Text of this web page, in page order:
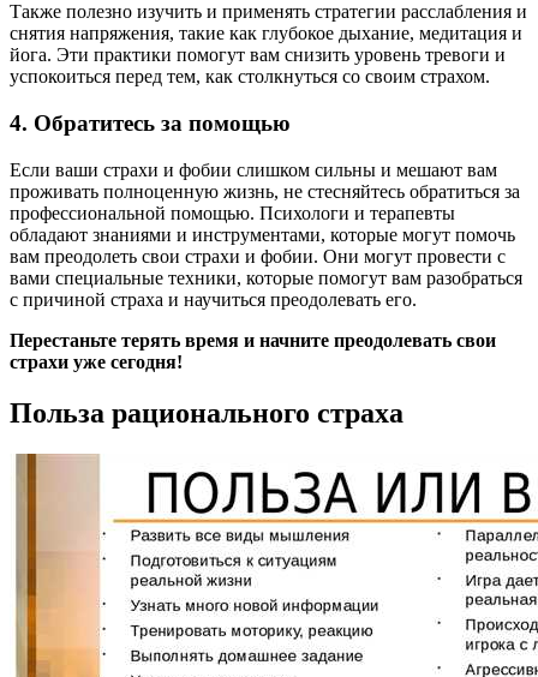
Также полезно изучить и применять стратегии расслабления и
снятия напряжения, такие как глубокое дыхание, медитация и
йога. Эти практики помогут вам снизить уровень тревоги и
успокоиться перед тем, как столкнуться со своим страхом.
4. Обратитесь за помощью
Если ваши страхи и фобии слишком сильны и мешают вам
проживать полноценную жизнь, не стесняйтесь обратиться за
профессиональной помощью. Психологи и терапевты
обладают знаниями и инструментами, которые могут помочь
вам преодолеть свои страхи и фобии. Они могут провести с
вами специальные техники, которые помогут вам разобраться
с причиной страха и научиться преодолевать его.
Перестаньте терять время и начните преодолевать свои
страхи уже сегодня!
Польза рационального страха